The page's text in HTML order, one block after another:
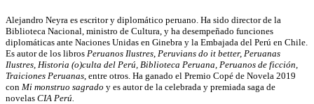
Alejandro Neyra es escritor y diplomático peruano. Ha sido director de la
Biblioteca Nacional, ministro de Cultura, y ha desempeñado funciones
diplomáticas ante Naciones Unidas en Ginebra y la Embajada del Perú en Chile.
Es autor de los libros Peruanos Ilustres Peruvians do it better, Peruanas
Ilustres, Historia (o)culta del Perú, Biblioteca Peruana, Peruanos de ficción,
Traiciones Peruanas , entre otros. Ha ganado el Premio Copé de Novela 2019
con Mi monstruo sagrado y es autor de la celebrada y premiada saga de
novelas CIA Perú.